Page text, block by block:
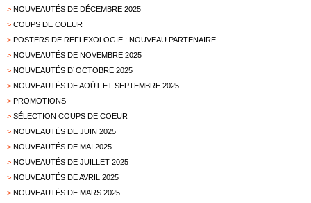
> NOUVEAUTÉS DE DÉCEMBRE 2025
> COUPS DE COEUR
> POSTERS DE REFLEXOLOGIE : NOUVEAU PARTENAIRE
> NOUVEAUTÉS DE NOVEMBRE 2025
> NOUVEAUTÉS D´OCTOBRE 2025
> NOUVEAUTÉS DE AOÛT ET SEPTEMBRE 2025
> PROMOTIONS
> SÉLECTION COUPS DE COEUR
> NOUVEAUTÉS DE JUIN 2025
> NOUVEAUTÉS DE MAI 2025
> NOUVEAUTÉS DE JUILLET 2025
> NOUVEAUTÉS DE AVRIL 2025
> NOUVEAUTÉS DE MARS 2025